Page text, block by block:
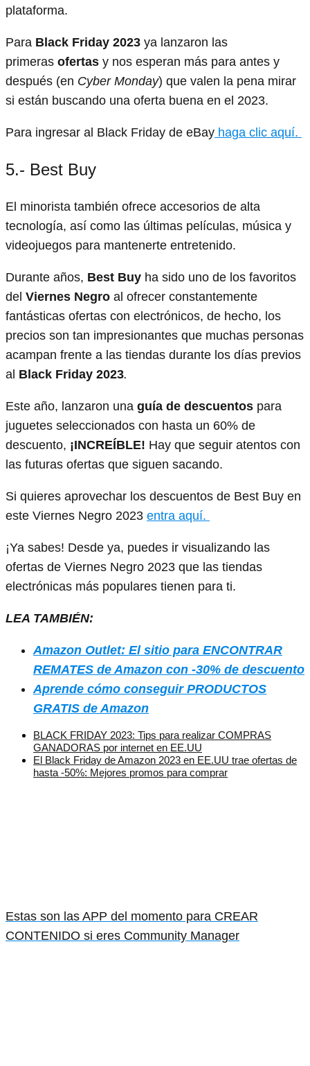
plataforma.
Para Black Friday 2023 ya lanzaron las
primeras ofertas y nos esperan más para antes y
después (en Cyber Monday) que valen la pena mirar
si están buscando una oferta buena en el 2023.
Para ingresar al Black Friday de eBay haga clic aquí.
5.- Best Buy
El minorista también ofrece accesorios de alta
tecnología, así como las últimas películas, música y
videojuegos para mantenerte entretenido.
Durante años, Best Buy ha sido uno de los favoritos
del Viernes Negro al ofrecer constantemente
fantásticas ofertas con electrónicos, de hecho, los
precios son tan impresionantes que muchas personas
acampan frente a las tiendas durante los días previos
al Black Friday 2023.
Este año, lanzaron una guía de descuentos para
juguetes seleccionados con hasta un 60% de
descuento, ¡INCREÍBLE! Hay que seguir atentos con
las futuras ofertas que siguen sacando.
Si quieres aprovechar los descuentos de Best Buy en
este Viernes Negro 2023 entra aquí.
¡Ya sabes! Desde ya, puedes ir visualizando las
ofertas de Viernes Negro 2023 que las tiendas
electrónicas más populares tienen para ti.
LEA TAMBIÉN:
Amazon Outlet: El sitio para ENCONTRAR
REMATES de Amazon con -30% de descuento
Aprende cómo conseguir PRODUCTOS
GRATIS de Amazon
BLACK FRIDAY 2023: Tips para realizar COMPRAS
GANADORAS por internet en EE.UU
El Black Friday de Amazon 2023 en EE.UU trae ofertas de
hasta -50%: Mejores promos para comprar
Estas son las APP del momento para CREAR
CONTENIDO si eres Community Manager